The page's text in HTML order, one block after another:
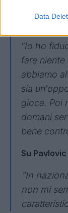
Data
"Io ho
fare
abbiamo
sia
gioca. Poi
domani
bene
Su
"In
non mi